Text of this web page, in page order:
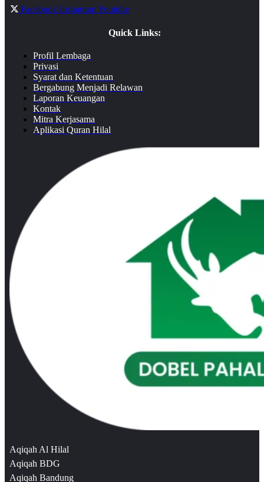
Facebook InstagramYoutube
Quick Links:
Profil Lembaga
Privasi
Syarat dan Ketentuan
Bergabung Menjadi Relawan
Laporan Keuangan
Kontak
Mitra Kerjasama
Aplikasi Quran Hilal
Aqiqah Al Hilal
Aqiqah BDG
Aqiqah Bandung